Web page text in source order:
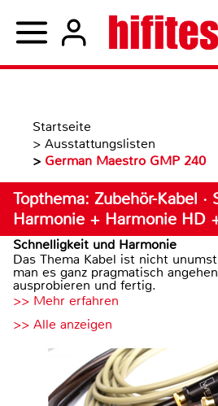
Startseite
> Ausstattungslisten
> German Maestro GMP 240
Topthema: Zubehör-Kabel ·
Harmonie + Harmonie HD
Schnelligkeit und Harmonie
Das Thema Kabel ist nicht
man es ganz pragmatisch
ausprobieren und fertig.
>> Mehr erfahren
>> Alle anzeigen